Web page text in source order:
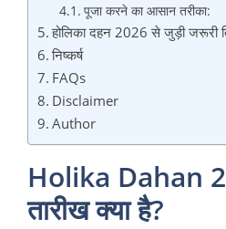
पूजा करने का आसान तरीका:
होलिका दहन 2026 से जुड़ी जरूरी
निष्कर्ष
FAQs
Disclaimer
Author
Holika Dahan
तारीख क्या है?